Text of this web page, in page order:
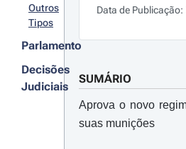
Outros
Tipos
Parlamento
Decisões
Judiciais
Data de Publicação:
SUMÁRIO
Aprova o novo
suas munições